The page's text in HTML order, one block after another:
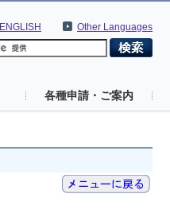
Other Languages
ENGLISH
各種申請・ご案内